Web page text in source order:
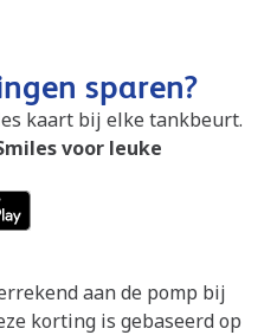
sparen?
kaart bij elke tankbeurt.
voor leuke
aan de pomp bij
korting is gebaseerd op